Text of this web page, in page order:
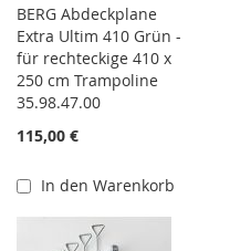
BERG Abdeckplane
Extra Ultim 410 Grün -
für rechteckige 410 x
250 cm Trampoline
35.98.47.00
115,00 €
In den Warenkorb